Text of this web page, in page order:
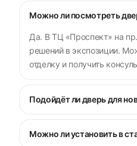
Можно ли посмотреть
Да. В ТЦ «Проспект» на
решений в экспозиции.
отделку и получить
Подойдёт ли дверь для
Можно ли установить в